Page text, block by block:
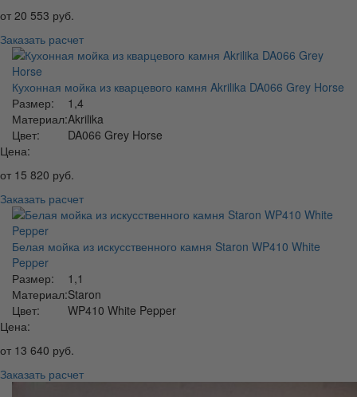
от 20 553 руб.
Заказать расчет
Кухонная мойка из кварцевого камня Akrilika DA066 Grey Horse
Размер:
1,4
Материал:Akrilika
Цвет:
DA066 Grey Horse
Цена:
от 15 820 руб.
Заказать расчет
Белая мойка из искусственного камня Staron WP410 White
Pepper
Размер:
1,1
Материал:Staron
Цвет:
WP410 White Pepper
Цена:
от 13 640 руб.
Заказать расчет